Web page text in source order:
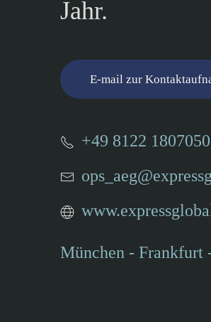
Jahr.
E-mail zur
+49 8122 1807050
München - Frankfurt